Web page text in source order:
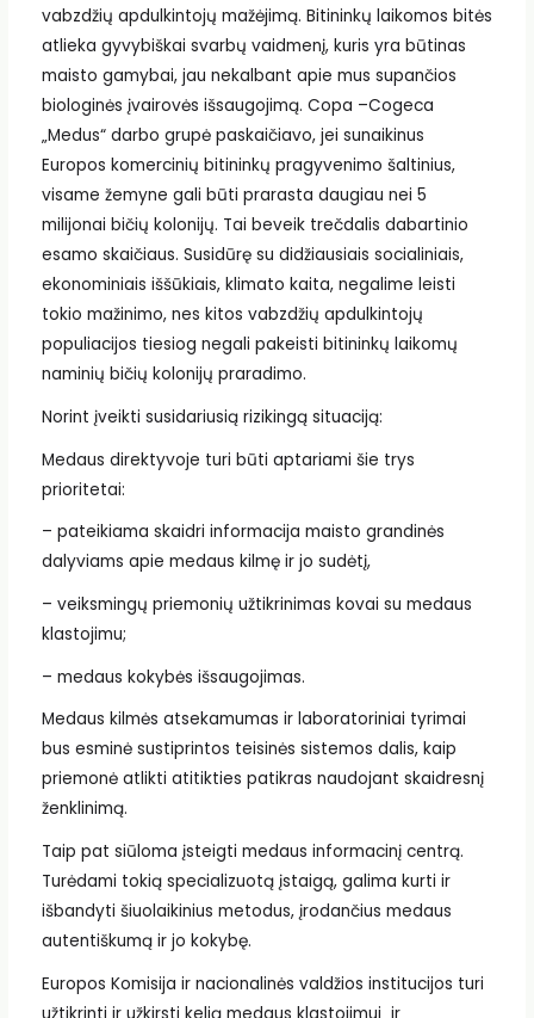
vabzdžių apdulkintojų mažėjimą. Bitininkų laikomos bitės
atlieka gyvybiškai svarbų vaidmenį, kuris yra būtinas
maisto gamybai, jau nekalbant apie mus supančios
biologinės įvairovės išsaugojimą. Copa –Cogeca
„Medus“ darbo grupė paskaičiavo, jei sunaikinus
Europos komercinių bitininkų pragyvenimo šaltinius,
visame žemyne gali būti prarasta daugiau nei 5
milijonai bičių kolonijų. Tai beveik trečdalis dabartinio
esamo skaičiaus. Susidūrę su didžiausiais socialiniais,
ekonominiais iššūkiais, klimato kaita, negalime leisti
tokio mažinimo, nes kitos vabzdžių apdulkintojų
populiacijos tiesiog negali pakeisti bitininkų laikomų
naminių bičių kolonijų praradimo.
Norint įveikti susidariusią rizikingą situaciją:
Medaus direktyvoje turi būti aptariami šie trys
prioritetai:
– pateikiama skaidri informacija maisto grandinės
dalyviams apie medaus kilmę ir jo sudėtį,
– veiksmingų priemonių užtikrinimas kovai su medaus
klastojimu;
– medaus kokybės išsaugojimas.
Medaus kilmės atsekamumas ir laboratoriniai tyrimai
bus esminė sustiprintos teisinės sistemos dalis, kaip
priemonė atlikti atitikties patikras naudojant skaidresnį
ženklinimą.
Taip pat siūloma įsteigti medaus informacinį centrą.
Turėdami tokią specializuotą įstaigą, galima kurti ir
išbandyti šiuolaikinius metodus, įrodančius medaus
autentiškumą ir jo kokybę.
Europos Komisija ir nacionalinės valdžios institucijos turi
užtikrinti ir užkirsti kelią medaus klastojimui ir